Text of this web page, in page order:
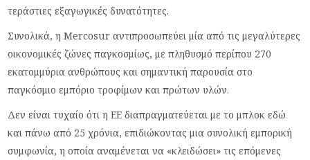
τεράστιες εξαγωγικές δυνατότητες.
Συνολικά, η Mercosur αντιπροσωπεύει μία από τις μεγαλύτερες
οικονομικές ζώνες παγκοσμίως, με πληθυσμό περίπου 270
εκατομμύρια ανθρώπους και σημαντική παρουσία στο
παγκόσμιο εμπόριο τροφίμων και πρώτων υλών.
Δεν είναι τυχαίο ότι η ΕΕ διαπραγματεύεται με το μπλοκ εδώ
και πάνω από 25 χρόνια, επιδιώκοντας μια συνολική εμπορική
συμφωνία, η οποία αναμένεται να «κλειδώσει» τις επόμενες